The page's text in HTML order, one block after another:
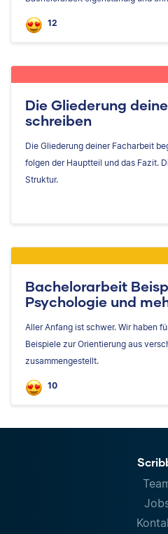
12
Die Gliederung
schreiben
Die Gliederung deiner Facharbeit
folgen der Hauptteil und das Fazit.
Struktur.
Bachelorarbeit
Psychologie und
Aller Anfang ist schwer. Wir haben
Beispiele zur Orientierung aus
zusammengestellt.
10